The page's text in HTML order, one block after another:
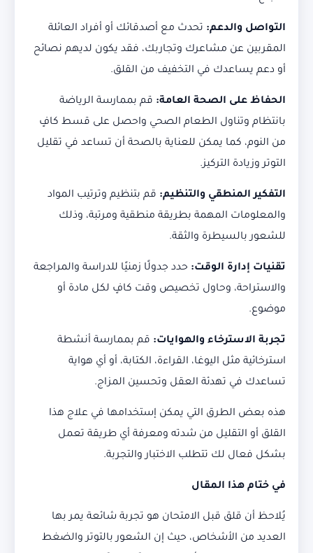
التواصل والدعم: تحدث مع أصدقائك أو أفراد العائلة
المقربين عن مشاعرك وتجاربك، فقد يكون لديهم نصائح
أو دعم يساعدك في التخفيف من القلق.
الحفاظ على الصحة العامة: قم بممارسة الرياضة
بانتظام وتناول الطعام الصحي واحصل على قسط كافٍ
من النوم، كما يمكن للعناية بالصحة أن تساعد في تقليل
التوتر وزيادة التركيز.
التفكير المنطقي والتنظيم: قم بتنظيم وترتيب المواد
والمعلومات المهمة بطريقة منطقية ومرتبة، وذلك
للشعور بالسيطرة والثقة.
تقنيات إدارة الوقت: حدد جدولًا زمنيًا للدراسة والمراجعة
والاستراحة، وحاول تخصيص وقت كافٍ لكل مادة أو
موضوع.
تجربة الاسترخاء والهوايات: قم بممارسة أنشطة
استرخائية مثل اليوغا، القراءة، الكتابة، أو أي هواية
تساعدك في تهدئة العقل وتحسين المزاج.
هذه بعض الطرق التي يمكن إستخدامها في علاج هذا
القلق أو التقليل من شدته ومعرفة أي طريقة تعمل
بشكل فعال لك تتطلب الاختبار والتجربة.
في ختام هذا المقال
يُلاحظ أن قلق قبل الامتحان هو تجربة شائعة يمر بها
العديد من الأشخاص، حيث إن الشعور بالتوتر والضغط